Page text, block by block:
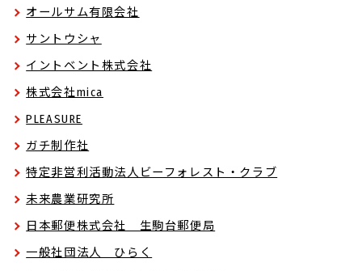
オールサム有限会社
サントウシャ
イントベント株式会社
株式会社mica
PLEASURE
ガチ制作社
特定非営利活動法人ビーフォレスト・クラブ
未来農業研究所
日本郵便株式会社 生駒台郵便局
一般社団法人 ひらく